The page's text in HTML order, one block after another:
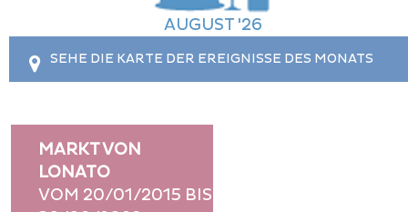
AUGUST '26
SEHE DIE KARTE DER EREIGNISSE DES MONATS
This page can't load Google Maps correctly.
Do you own this website?
MARKT VON
LONATO
VOM 20/01/2015 BIS